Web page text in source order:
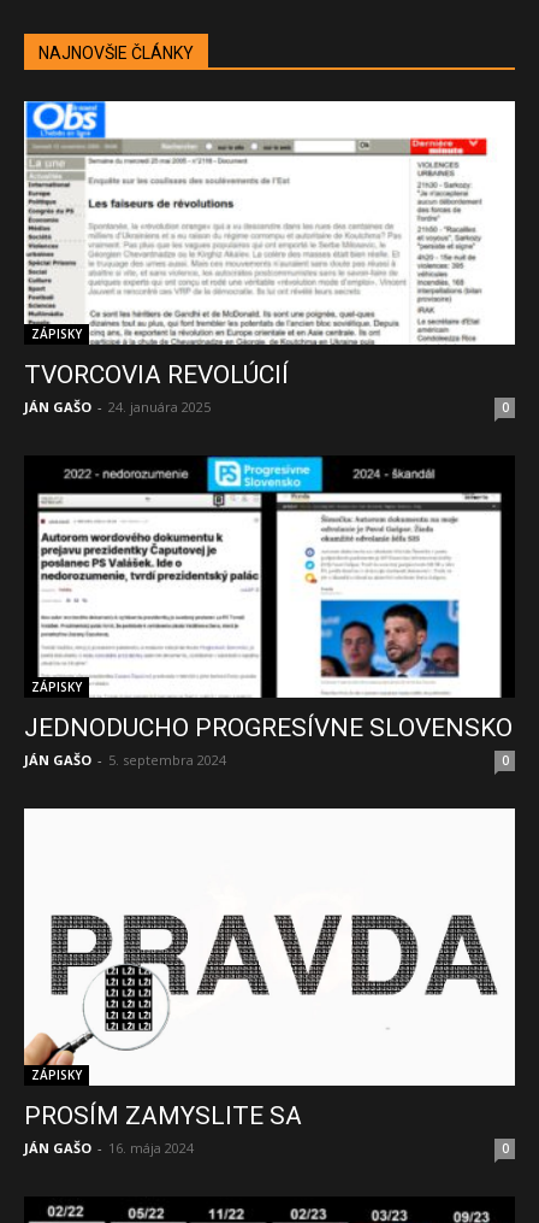
NAJNOVŠIE ČLÁNKY
ZÁPISKY
TVORCOVIA REVOLÚCIÍ
JÁN GAŠO - 24. januára 2025 0
ZÁPISKY
JEDNODUCHO PROGRESÍVNE SLOVENSKO
JÁN GAŠO - 5. septembra 2024 0
ZÁPISKY
PROSÍM ZAMYSLITE SA
JÁN GAŠO - 16. mája 2024 0